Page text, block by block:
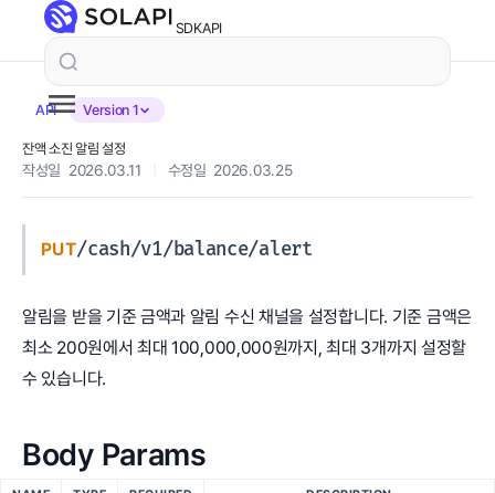
SDKAPI
API Version 1
잔액 소진 알림 설정
작성일 2026.03.11 수정일 2026.03.25
PUT/cash/v1/balance/alert
알림을 받을 기준 금액과 알림 수신 채널을 설정합니다. 기준 금액은
최소 200원에서 최대 100,000,000원까지, 최대 3개까지 설정할
수 있습니다.
Body Params